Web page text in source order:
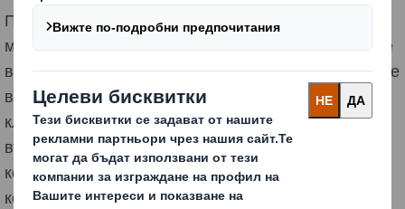
Проучванията показват, че клиентите прекарват по-
малко време в магазините. Затова опаковката играе
все по-голяма роля в задържането на потребителите
в магазина и връзката между продуктите и вашите
клиенти. Ето защо ние непрекъснато подобряваме
възможностите си за проектиране в иновативни
концепции за потребителски опаковки от велпапе ,
които да се отличават.